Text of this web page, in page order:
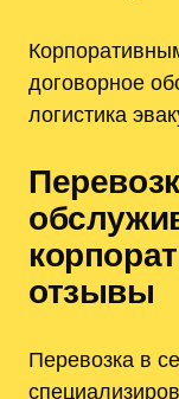
договорное
логистика
отзывы
Перевозка в